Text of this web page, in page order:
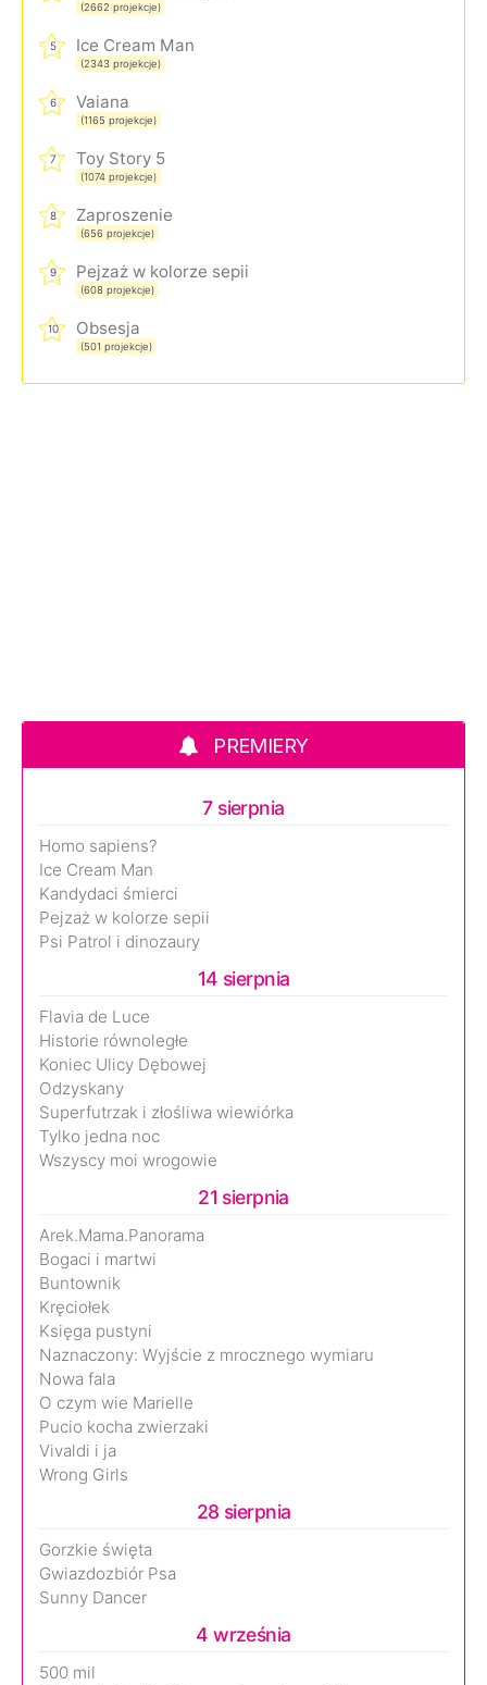
(2662 projekcje)
5 Ice Cream Man
(2343 projekcje)
6 Vaiana
(1165 projekcje)
7 Toy Story 5
(1074 projekcje)
8 Zaproszenie
(656 projekcje)
9 Pejzaż w kolorze sepii
(608 projekcje)
10 Obsesja
(501 projekcje)
PREMIERY
7 sierpnia
Homo sapiens?
Ice Cream Man
Kandydaci śmierci
Pejzaż w kolorze sepii
Psi Patrol i dinozaury
14 sierpnia
Flavia de Luce
Historie równoległe
Koniec Ulicy Dębowej
Odzyskany
Superfutrzak i złośliwa wiewiórka
Tylko jedna noc
Wszyscy moi wrogowie
21 sierpnia
Arek.Mama.Panorama
Bogaci i martwi
Buntownik
Kręciołek
Księga pustyni
Naznaczony: Wyjście z mrocznego wymiaru
Nowa fala
O czym wie Marielle
Pucio kocha zwierzaki
Vivaldi i ja
Wrong Girls
28 sierpnia
Gorzkie święta
Gwiazdozbiór Psa
Sunny Dancer
4 września
500 mil